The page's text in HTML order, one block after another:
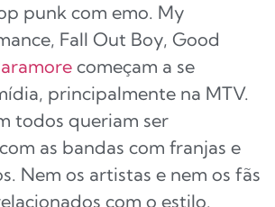
punk com emo. My
Fall Out Boy, Good
começam a se
principalmente na MTV.
todos queriam ser
as bandas com franjas e
Nem os artistas e nem os fãs
com o estilo.